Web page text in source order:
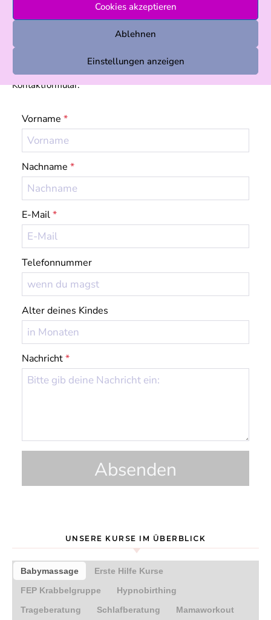
Cookies akzeptieren
Ablehnen
Einstellungen anzeigen
Kontaktformular:
Vorname *
Nachname *
E-Mail*
Telefonnummer
Alter deines Kindes
Nachricht*
Absenden
UNSERE KURSE IM ÜBERBLICK